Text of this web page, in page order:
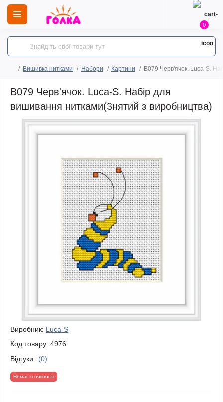
0
Вишивка нитками Набори Картини B079 Черв'ячок. Luca-S.
B079 Черв'ячок. Luca-S. Набір для
вишивання нитками(Знятий з виробництва)
Виробник: Luca-S
Код товару: 4976
Відгуки: (0)
Немає в нявності